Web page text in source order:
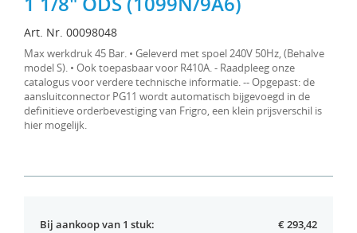
Art. Nr. 00098048
Max werkdruk 45 Bar. • Geleverd met spoel 240V 50Hz, (Behalve
model S). • Ook toepasbaar voor R410A. - Raadpleeg onze
catalogus voor verdere technische informatie. -- Opgepast: de
aansluitconnector PG11 wordt automatisch bijgevoegd in de
definitieve orderbevestiging van Frigro, een klein prijsverschil is
hier mogelijk.
Bij aankoop van 1 stuk: € 293,42